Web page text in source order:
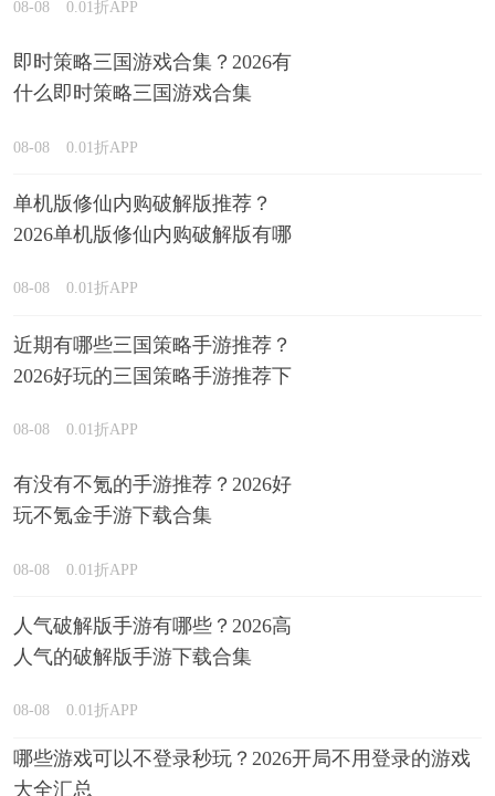
08-08 0.01折APP
即时策略三国游戏合集？2026有
什么即时策略三国游戏合集
08-08 0.01折APP
单机版修仙内购破解版推荐？
2026单机版修仙内购破解版有哪
08-08 0.01折APP
近期有哪些三国策略手游推荐？
2026好玩的三国策略手游推荐下
08-08 0.01折APP
有没有不氪的手游推荐？2026好
玩不氪金手游下载合集
08-08 0.01折APP
人气破解版手游有哪些？2026高
人气的破解版手游下载合集
08-08 0.01折APP
哪些游戏可以不登录秒玩？2026开局不用登录的游戏
大全汇总